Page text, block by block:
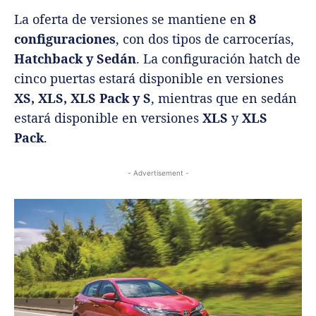
La oferta de versiones se mantiene en 8
configuraciones, con dos tipos de carrocerías,
Hatchback y Sedán. La configuración hatch de
cinco puertas estará disponible en versiones
XS, XLS, XLS Pack y S, mientras que en sedán
estará disponible en versiones XLS yXLS
Pack.
- Advertisement -